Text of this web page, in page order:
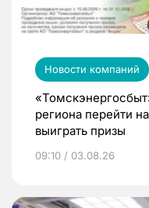
Новости компаний
региона перейти
выиграть призы
09:10 / 03.08.26